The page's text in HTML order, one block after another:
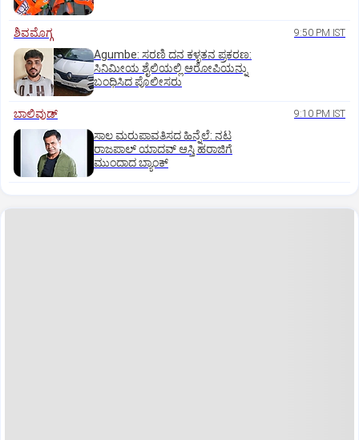
ಶಿವಮೊಗ್ಗ 9:50 PM IST
Agumbe: ಸರಣಿ ದನ ಕಳ್ಳತನ ಪ್ರಕರಣ:
ಸಿನಿಮೀಯ ಶೈಲಿಯಲ್ಲಿ ಆರೋಪಿಯನ್ನು
ಬಂಧಿಸಿದ ಪೊಲೀಸರು
ಬಾಲಿವುಡ್‌ 9:10 PM IST
ಸಾಲ ಮರುಪಾವತಿಸದ ಹಿನ್ನೆಲೆ: ನಟ
ರಾಜಪಾಲ್ ಯಾದವ್‌ ಆಸ್ತಿ ಹರಾಜಿಗೆ
ಮುಂದಾದ ಬ್ಯಾಂಕ್